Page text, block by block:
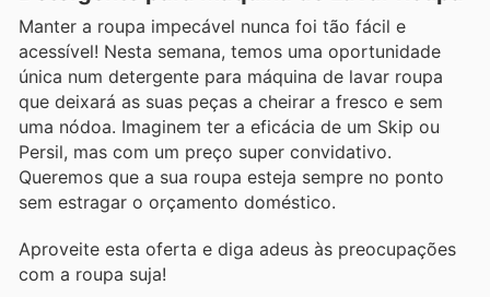
Manter a roupa impecável nunca foi tão fácil e
acessível! Nesta semana, temos uma oportunidade
única num detergente para máquina de lavar roupa
que deixará as suas peças a cheirar a fresco e sem
uma nódoa. Imaginem ter a eficácia de um Skip ou
Persil, mas com um preço super convidativo.
Queremos que a sua roupa esteja sempre no ponto
sem estragar o orçamento doméstico.
Aproveite esta oferta e diga adeus às preocupações
com a roupa suja!